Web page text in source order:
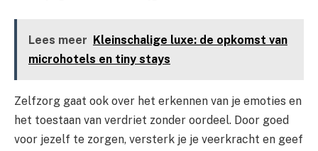
Lees meer
Kleinschalige luxe: de opkomst van
microhotels en tiny stays
Zelfzorg gaat ook over het erkennen van je emoties en
het toestaan van verdriet zonder oordeel. Door goed
voor jezelf te zorgen, versterk je je veerkracht en geef